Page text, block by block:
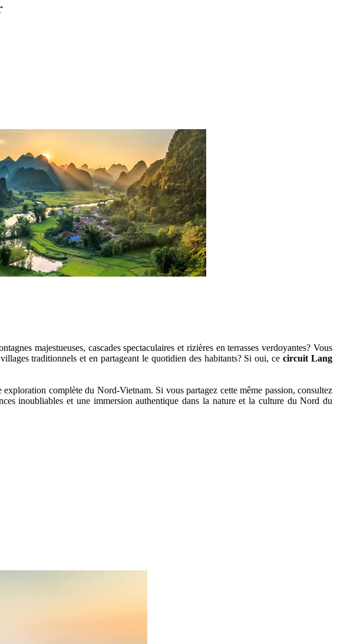
majestueuses, cascades spectaculaires et rizières en terrasses verdoyantes? Vous
traditionnels et en partageant le quotidien des habitants? Si oui, cecircuit Lang
complète du Nord-Vietnam. Si vous partagez cette même passion, consultez
inoubliables et une immersion authentique dans la nature et la culture du Nord du